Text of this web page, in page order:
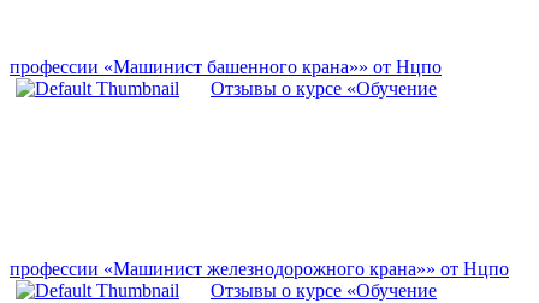
профессии «Машинист башенного крана»» от Нцпо
Отзывы о курсе «Обучение
профессии «Машинист железнодорожного крана»» от Нцпо
Отзывы о курсе «Обучение